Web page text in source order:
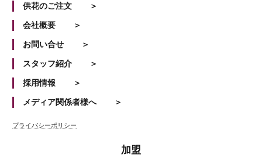
供花のご注文
会社概要
お問い合せ
スタッフ紹介
採用情報
メディア関係者様へ
プライバシーポリシー
加盟